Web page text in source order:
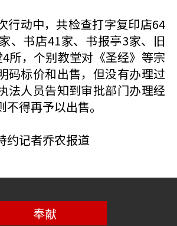
行动中，共检查打字复印店64
、书店41家、书报亭3家、旧
所，个别教堂对《圣经》等宗
码标价和出售，但没有办理过
法人员告知到审批部门办理经
得再予以出售。
约记者乔农报道
奉献